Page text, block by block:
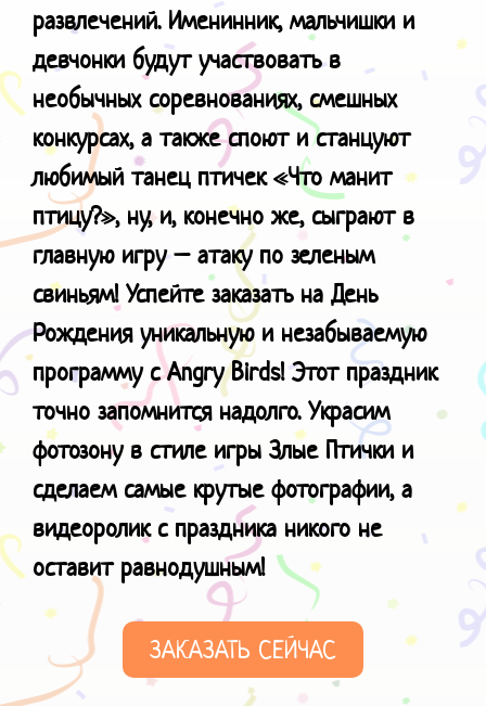
развлечений. Именинник, мальчишки и
девчонки будут участвовать в
необычных соревнованиях, смешных
конкурсах, а также споют и станцуют
любимый танец птичек «Что манит
птицу?», ну, и, конечно же, сыграют в
главную игру – атаку по зеленым
свиньям! Успейте заказать на День
Рождения уникальную и незабываемую
программу с Angry Birds! Этот праздник
точно запомнится надолго. Украсим
фотозону в стиле игры Злые Птички и
сделаем самые крутые фотографии, а
видеоролик с праздника никого не
оставит равнодушным!
ЗАКАЗАТЬ СЕЙЧАС